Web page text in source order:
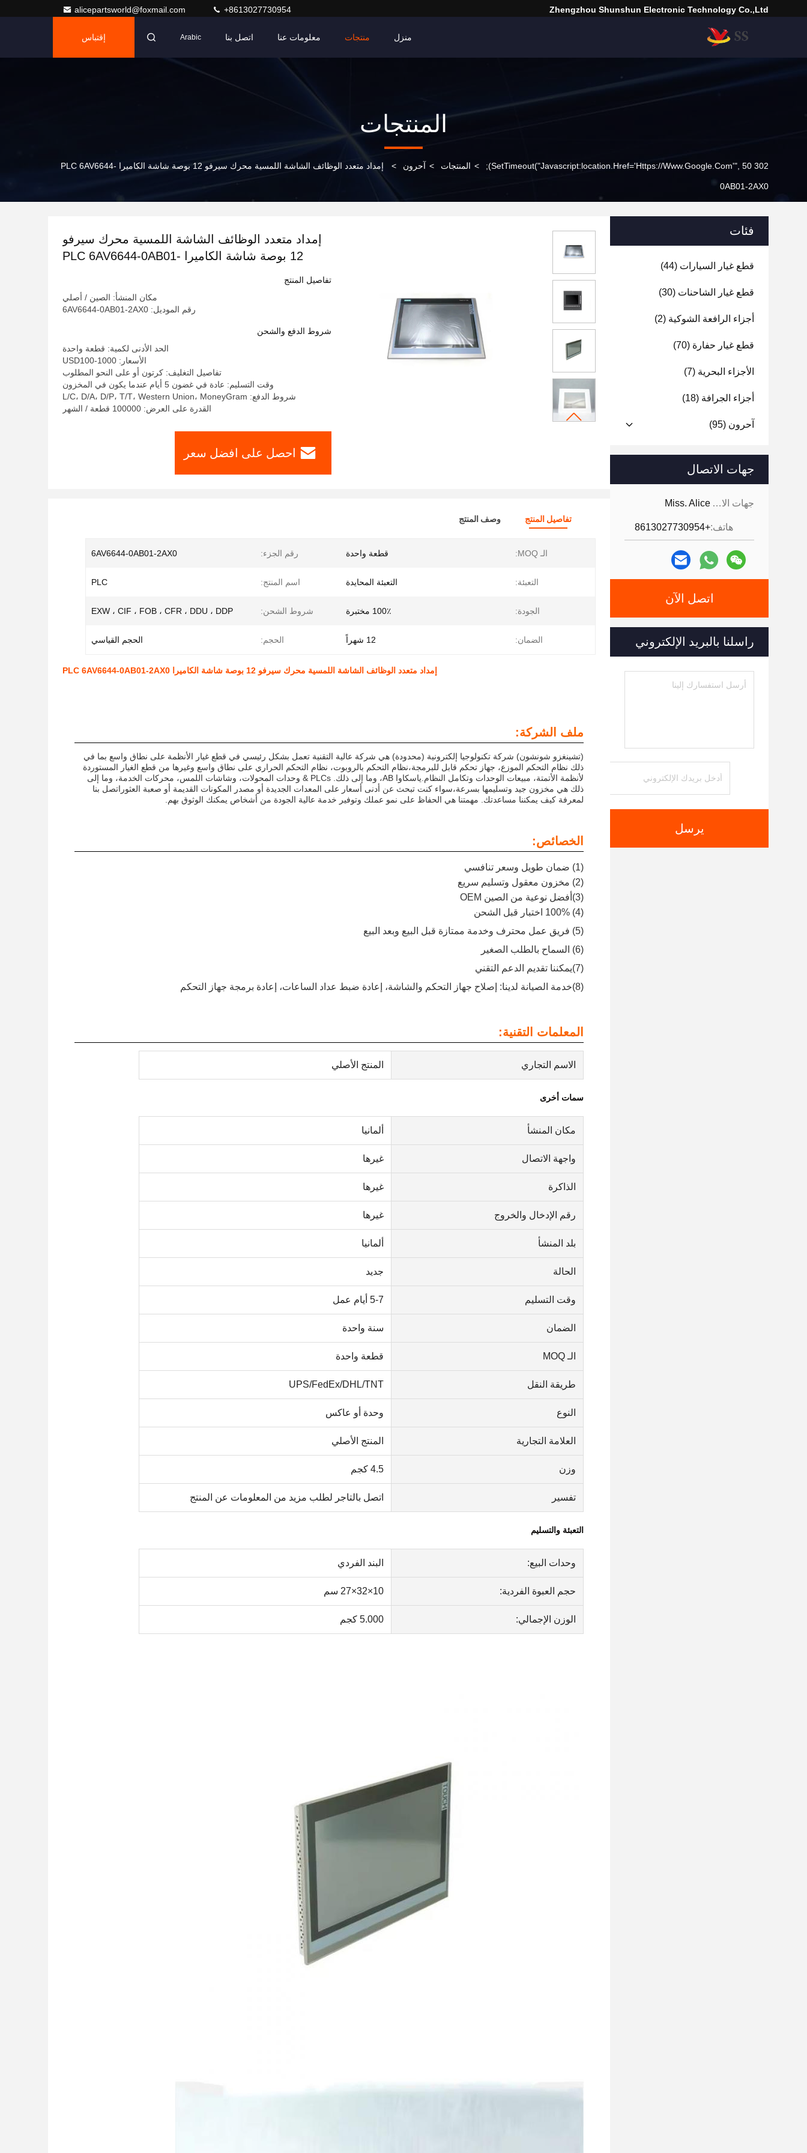
Zhengzhou Shunshun Electronic Technology Co.,Ltd
alicepartsworld@foxmail.com +8613027730954
منزل منتجات معلومات عنا اتصل بنا Arabic إقتباس
المنتجات
302 SetTimeout("javascript:location.href='https://www.google.com'", 50);
> المنتجات > آحرون > إمداد متعدد الوظائف الشاشة اللمسية محرك سيرفو 12 بوصة شاشة الكاميرا PLC 6AV6644-
0AB01-2AX0
فئات
قطع غيار السيارات (44)
قطع غيار الشاحنات (30)
أجزاء الرافعة الشوكية (2)
قطع غيار حفارة (70)
الأجزاء البحرية (7)
أجزاء الجرافة (18)
آحرون (95)
جهات الاتصال
جهات الاتصال: Miss. Alice
هاتف:+8613027730954
اتصل الآن
راسلنا بالبريد الإلكتروني
يرسل
إمداد متعدد الوظائف الشاشة اللمسية محرك سيرفو
12 بوصة شاشة الكاميرا PLC 6AV6644-0AB01-
تفاصيل المنتج
مكان المنشأ: الصين / أصلي
رقم الموديل: 6AV6644-0AB01-2AX0
شروط الدفع والشحن
الحد الأدنى لكمية: قطعة واحدة
الأسعار: USD100-1000
تفاصيل التغليف: كرتون أو على النحو المطلوب
وقت التسليم: عادة في غضون 5 أيام عندما يكون في المخزون
شروط الدفع: L/C، D/A، D/P، T/T، Western Union، MoneyGram
القدرة على العرض: 100000 قطعة / الشهر
احصل على افضل سعر
تفاصيل المنتج وصف المنتج
الـ MOQ: قطعة واحدة رقم الجزء: 6AV6644-0AB01-2AX0
التعبئة: التعبئة المحايدة اسم المنتج: PLC
الجودة: 100٪ مختبرة شروط الشحن: EXW ، CIF ، FOB ، CFR ، DDU ، DDP
الضمان: 12 شهراً الحجم: الحجم القياسي
إمداد متعدد الوظائف الشاشة اللمسية محرك سيرفو 12 بوصة شاشة الكاميرا PLC 6AV6644-0AB01-2AX0
ملف الشركة:
(تشينغزو شونشون) شركة تكنولوجيا إلكترونية (محدودة) هي شركة عالية التقنية تعمل بشكل رئيسي في قطع غيار الأنظمة على نطاق واسع بما في
ذلك نظام التحكم الموزع، جهاز تحكم قابل للبرمجة،نظام التحكم بالروبوت، نظام التحكم الحراري على نطاق واسع وغيرها من قطع الغيار المستوردة
لأنظمة الأتمتة، مبيعات الوحدات وتكامل النظام.ياسكاوا AB، وما إلى ذلك. PLCs & وحدات المحولات، وشاشات اللمس، محركات الخدمة، وما إلى
ذلك هي مخزون جيد وتسليمها بسرعة،سواء كنت تبحث عن أدنى أسعار على المعدات الجديدة أو مصدر المكونات القديمة أو صعبة العثوراتصل بنا
لمعرفة كيف يمكننا مساعدتك. مهمتنا هي الحفاظ على نمو عملك وتوفير خدمة عالية الجودة من أشخاص يمكنك الوثوق بهم.
الخصائص:
(1) ضمان طويل وسعر تنافسي
(2) مخزون معقول وتسليم سريع
(3)أفضل نوعية من الصين OEM
(4) 100% اختبار قبل الشحن
(5) فريق عمل محترف وخدمة ممتازة قبل البيع وبعد البيع
(6) السماح بالطلب الصغير
(7)يمكننا تقديم الدعم التقني
(8)خدمة الصيانة لدينا: إصلاح جهاز التحكم والشاشة، إعادة ضبط عداد الساعات، إعادة برمجة جهاز التحكم
المعلمات التقنية:
الاسم التجاري المنتج الأصلي
سمات أخرى
مكان المنشأ ألمانيا
واجهة الاتصال غيرها
الذاكرة غيرها
رقم الإدخال والخروج غيرها
بلد المنشأ ألمانيا
الحالة جديد
وقت التسليم 5-7 أيام عمل
الضمان سنة واحدة
الـ MOQ قطعة واحدة
طريقة النقل UPS/FedEx/DHL/TNT
النوع وحدة أو عاكس
العلامة التجارية المنتج الأصلي
وزن 4.5 كجم
تفسير اتصل بالتاجر لطلب مزيد من المعلومات عن المنتج
التعبئة والتسليم
وحدات البيع: البند الفردي
حجم العبوة الفردية: 10×32×27 سم
الوزن الإجمالي: 5.000 كجم